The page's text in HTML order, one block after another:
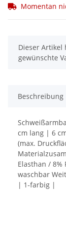
Momentan
x
Dieser Artikel
gewünschte
Beschreibung
cm lang | 6
(max.
Elasthan / 8%
waschbar
| 1-farbig |